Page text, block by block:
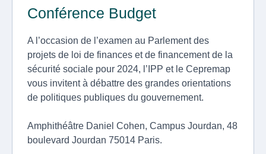
Conférence Budget
A l’occasion de l’examen au Parlement des
projets de loi de finances et de financement de la
sécurité sociale pour 2024, l’IPP et le Cepremap
vous invitent à débattre des grandes orientations
de politiques publiques du gouvernement.
Amphithéâtre Daniel Cohen, Campus Jourdan, 48
boulevard Jourdan 75014 Paris.